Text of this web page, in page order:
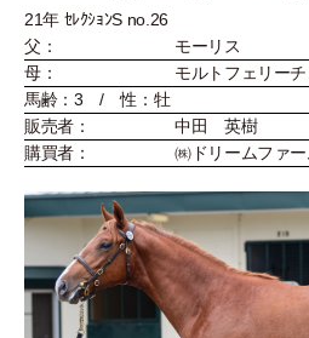
21年 ｾﾚｸｼｮﾝS no.26
父：
モーリス
母：
モルトフェリーチ
馬齢：3 / 性：牡
販売者：
中田 英樹
購買者：
㈱ドリームファ